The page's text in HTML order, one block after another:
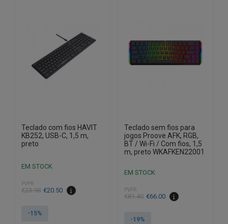
Teclado com fios HAVIT
KB252, USB-C, 1,5 m,
preto
EM STOCK
PVPR
€23.98
O
original
€20.50
O
atual
-15%
Teclado sem fios para
jogos Proove AFK, RGB,
BT / Wi-Fi / Com fios, 1,5
m, preto WKAFKEN22001
EM STOCK
PVPR
€81.40
O
original
€66.00
O
atual
-19%